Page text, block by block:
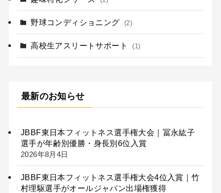
野球コンディショニング (2)
高校生アスリートサポート (1)
最新のお知らせ
JBBF東日本フィットネス選手権大会｜冨永紘子
選手が年齢別優勝・身長別6位入賞
2026年8月4日
JBBF東日本フィットネス選手権大会4位入賞｜竹
村理駆選手がオールジャパン出場権獲得